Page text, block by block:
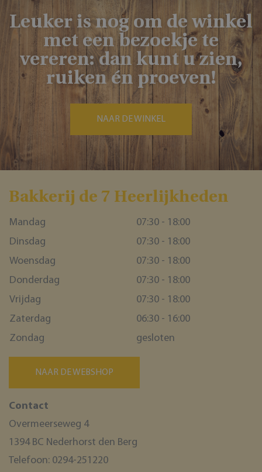
Leuker is nog om de winkel
met een bezoekje te
vereren: dan kunt u zien,
ruiken én proeven!
NAAR DE WINKEL
Bakkerĳ de 7 Heerlĳkheden
Mandag
07:30 - 18:00
Dinsdag
07:30 - 18:00
Woensdag
07:30 - 18:00
Donderdag
07:30 - 18:00
Vrijdag
07:30 - 18:00
Zaterdag
06:30 - 16:00
Zondag
gesloten
NAAR DE WEBSHOP
Contact
Overmeerseweg 4
1394 BC Nederhorst den Berg
Telefoon: 0294-251220